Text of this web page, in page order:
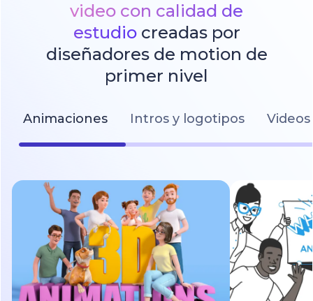
video con calidad de
estudiocreadas por
diseñadores de motion de
primer nivel
Animaciones Intros y logotipos